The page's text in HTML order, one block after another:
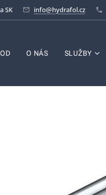
SK info@hydrafol.cz
O NÁS SLUŽBY